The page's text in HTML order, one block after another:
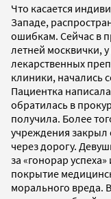
Что касается
Западе,
ошибкам. Сейчас в
летней москвички,
лекарственных
клиники, начались
Пациентка
обратилась в
получила. Более
учреждения закрыл
через дорогу.
за «гонорар
покрытие
морального вреда.